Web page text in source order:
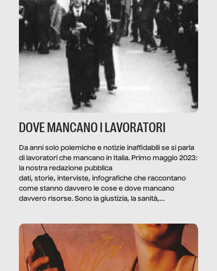
DOVE MANCANO I LAVORATORI
Da anni solo polemiche e notizie inaffidabili se si parla
di lavoratori che mancano in Italia. Primo maggio 2023:
la nostra redazione pubblica
dati, storie, interviste, infografiche che raccontano
come stanno davvero le cose e dove mancano
davvero risorse. Sono la giustizia, la sanità,